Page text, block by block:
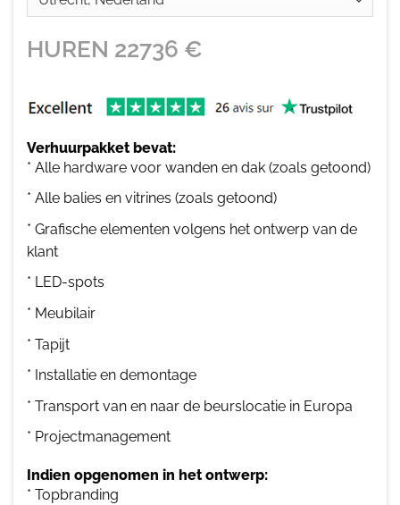
HUREN 22736 €
Verhuurpakket bevat:
* Alle hardware voor wanden en dak (zoals getoond)
* Alle balies en vitrines (zoals getoond)
* Grafische elementen volgens het ontwerp van de
klant
* LED-spots
* Meubilair
* Tapijt
* Installatie en demontage
* Transport van en naar de beurslocatie in Europa
* Projectmanagement
Indien opgenomen in het ontwerp:
* Topbranding